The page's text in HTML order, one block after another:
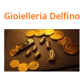
Gioielleria Delfino